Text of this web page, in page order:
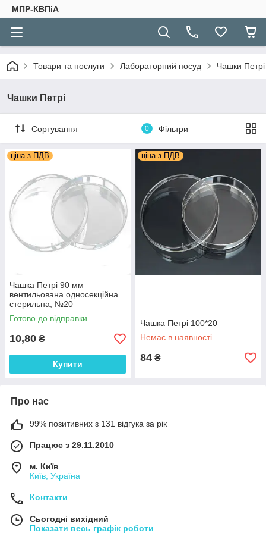
МПР-КВПіА
Товари та послуги Лабораторний посуд Чашки Петрі
Чашки Петрі
Сортування 0 Фільтри
ціна з ПДВ
Чашка Петрі 90 мм
вентильована односекційна
стерильна, №20
Готово до відправки
10,80 ₴
Купити
ціна з ПДВ
Чашка Петрі 100*20
Немає в наявності
84 ₴
Про нас
99% позитивних з 131 відгука за рік
Працює з 29.11.2010
м. Київ
Київ, Україна
Контакти
Сьогодні вихідний
Показати весь графік роботи